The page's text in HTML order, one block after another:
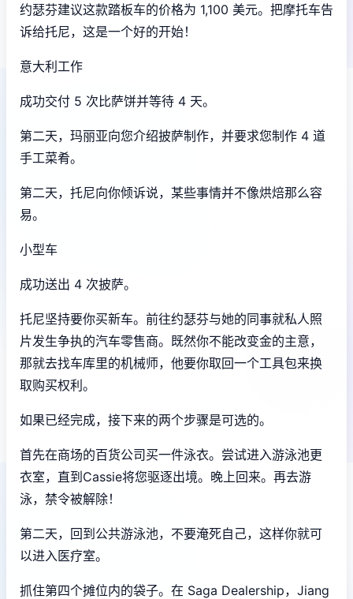
约瑟芬建议这款踏板车的价格为 1,100 美元。把摩托车告
诉给托尼，这是一个好的开始！
意大利工作
成功交付 5 次比萨饼并等待 4 天。
第二天，玛丽亚向您介绍披萨制作，并要求您制作 4 道
手工菜肴。
第二天，托尼向你倾诉说，某些事情并不像烘焙那么容
易。
小型车
成功送出 4 次披萨。
托尼坚持要你买新车。前往约瑟芬与她的同事就私人照
片发生争执的汽车零售商。既然你不能改变金的主意，
那就去找车库里的机械师，他要你取回一个工具包来换
取购买权利。
如果已经完成，接下来的两个步骤是可选的。
首先在商场的百货公司买一件泳衣。尝试进入游泳池更
衣室，直到Cassie将您驱逐出境。晚上回来。再去游
泳，禁令被解除！
第二天，回到公共游泳池，不要淹死自己，这样你就可
以进入医疗室。
抓住第四个摊位内的袋子。在 Saga Dealership，Jiang